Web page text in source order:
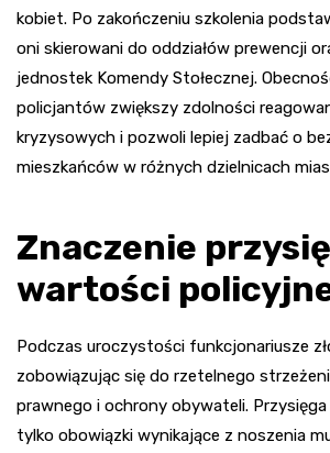
kobiet. Po zakończeniu szkolenia
oni skierowani do oddziałów prewencji
jednostek Komendy Stołecznej.
policjantów zwiększy zdolności
kryzysowych i pozwoli lepiej zadbać o
mieszkańców w różnych dzielnicach
Znaczenie
wartości
Podczas uroczystości funkcjonariusze
zobowiązując się do rzetelnego
prawnego i ochrony obywateli. Przysięga
tylko obowiązki wynikające z noszenia